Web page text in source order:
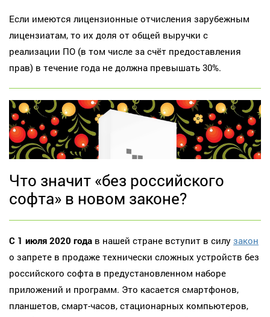
Если имеются лицензионные отчисления зарубежным
лицензиатам, то их доля от общей выручки с
реализации ПО (в том числе за счёт предоставления
прав) в течение года не должна превышать 30%.
Что значит «без российского
софта» в новом законе?
С 1 июля 2020 года в нашей стране вступит в силу закон
о запрете в продаже технически сложных устройств без
российского софта в предустановленном наборе
приложений и программ. Это касается смартфонов,
планшетов, смарт-часов, стационарных компьютеров,